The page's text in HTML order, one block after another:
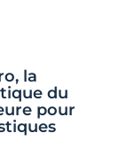
la
du
pour